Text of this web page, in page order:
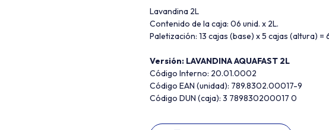
Lavandina 2L
Contenido de la caja: 06 unid. x 2L.
Paletización: 13 cajas (base) x 5 cajas (altura) =
Versión: LAVANDINA AQUAFAST 2L
Código Interno: 20.01.0002
Código EAN (unidad): 789.8302.00017-9
Código DUN (caja): 3 789830200017 0